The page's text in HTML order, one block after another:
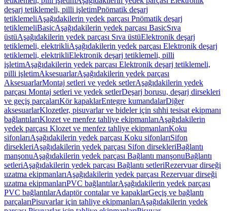
deşarj tetiklemeli, pilli işletimPnömatik deşarj
tetiklemeliAşağıdakilerin yedek parçası Pnömatik deşarj
tetiklemeliBasicAşağıdakilerin yedek parçası BasicSıva
üstüAşağıdakilerin yedek parçası Sıva üstüElektronik deşarj
tetiklemeli, elektrikliAşağıdakilerin yedek parçası Elektronik deşarj
tetiklemeli, elektrikliElektronik deşarj tetiklemeli, pilli
işletimAşağıdakilerin yedek parçası Elektronik deşarj tetiklemeli,
pilli işletimAksesuarlarAşağıdakilerin yedek parçası
AksesuarlarMontaj setleri ve yedek setlerAşağıdakilerin yedek
parçası Montaj setleri ve yedek setlerDeşarj borusu, deşarj dirsekleri
ve geçiş parçalarıKör kapaklarEntegre kumandalarDiğer
aksesuarlarKlozetler, pisuvarlar ve bideler için sıhhi tesisat ekipmanı
bağlantılarıKlozet ve menfez tahliye ekipmanlarıAşağıdakilerin
yedek parçası Klozet ve menfez tahliye ekipmanlarıKoku
sifonlarıAşağıdakilerin yedek parçası Koku sifonlarıSifon
dirsekleriAşağıdakilerin yedek parçası Sifon dirsekleriBağlantı
manşonuAşağıdakilerin yedek parçası Bağlantı manşonuBağlantı
setleriAşağıdakilerin yedek parçası Bağlantı setleriRezervuar dirseği
uzatma ekipmanlarıAşağıdakilerin yedek parçası Rezervuar dirseği
uzatma ekipmanlarıPVC bağlantılarAşağıdakilerin yedek parçası
PVC bağlantılarAdaptör contalar ve kapaklarGeçiş ve bağlantı
parçalarıPisuvarlar için tahliye ekipmanlarıAşağıdakilerin yedek